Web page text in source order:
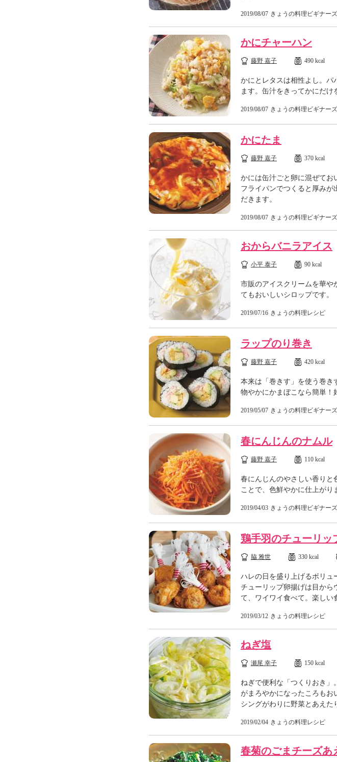
2019/08/07 きょうの料理ビギナー
かにチャーハン
藤野 嘉子 490 kcal
かにとレタスは相性よし。パ
ます。缶汁をきってかにだけ
2019/08/07 きょうの料理ビギナー
かにたま
藤野 嘉子 370 kcal
かには缶汁ごと卵に混ぜてお
フライパンでつくると厚みが
だきます。
2019/08/07 きょうの料理ビギナー
おからバニラアイス
小平 泰子 90 kcal
市販のアイスクリームを華や
てもおいしいシロップです。
2019/07/16 きょうの料理レシピ
ラップのり巻き
藤野 嘉子 420 kcal
本来は「巻きす」を使う巻き
物やかにかまぼこなら簡単！
2019/05/07 きょうの料理ビギナー
春にんじんのナムル
藤野 嘉子 110 kcal
春にんじんのやさしい香りと
ことで、色鮮やかに仕上がり
2019/04/03 きょうの料理ビギナー
鶏手羽のチューリッ
脇 雅世 330 kcal
ハレの日を盛り上げるボリュ
チューリップ卵揚げは目から
て、ワイワイ食べて。楽しい
2019/03/12 きょうの料理レシピ
ねぎ塩
瀬尾 幸子 150 kcal
ねぎで便利な「つくりおき」
がまろやかになったころもお
シングがわりに野菜とあえた
2019/02/04 きょうの料理レシピ
春菊のごまチーズあ